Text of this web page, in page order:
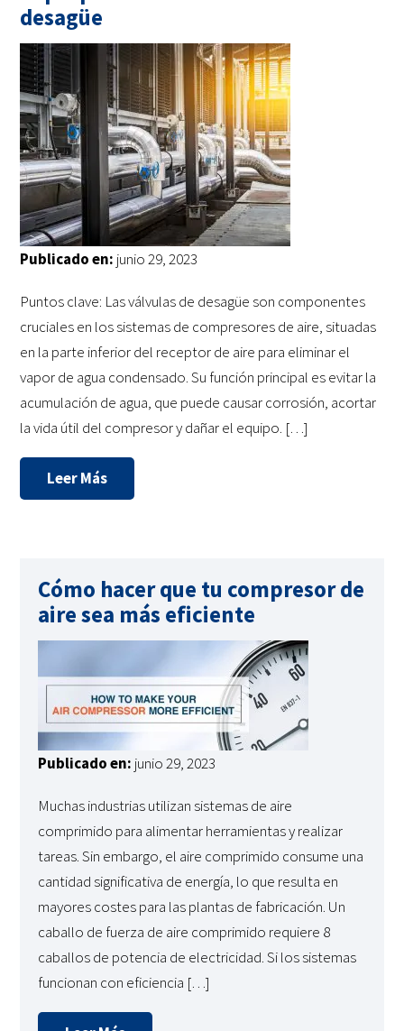
desagüe
Publicado en: junio 29, 2023
Puntos clave: Las válvulas de desagüe son componentes
cruciales en los sistemas de compresores de aire, situadas
en la parte inferior del receptor de aire para eliminar el
vapor de agua condensado. Su función principal es evitar la
acumulación de agua, que puede causar corrosión, acortar
la vida útil del compresor y dañar el equipo. […]
Leer Más
Cómo hacer que tu compresor de
aire sea más eficiente
Publicado en: junio 29, 2023
Muchas industrias utilizan sistemas de aire
comprimido para alimentar herramientas y realizar
tareas. Sin embargo, el aire comprimido consume una
cantidad significativa de energía, lo que resulta en
mayores costes para las plantas de fabricación. Un
caballo de fuerza de aire comprimido requiere 8
caballos de potencia de electricidad. Si los sistemas
funcionan con eficiencia […]